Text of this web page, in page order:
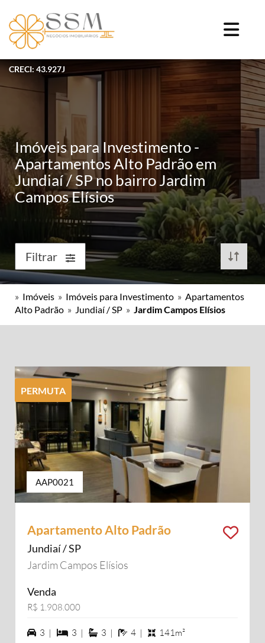
CRECI: 43.927J
Imóveis para Investimento -
Apartamentos Alto Padrão em
Jundiaí / SP no bairro Jardim
Campos Elísios
Filtrar
» Imóveis » Imóveis para Investimento » Apartamentos
Alto Padrão » Jundiaí / SP » Jardim Campos Elísios
PERMUTA
AAP0021
Apartamento Alto Padrão
Jundiaí / SP
Jardim Campos Elísios
Venda
R$ 1.908.000
3 vagas na garagem
3 | 3 dormiórios
3 | 3 suítes
3 | 4 banheiros
4 | 141m²